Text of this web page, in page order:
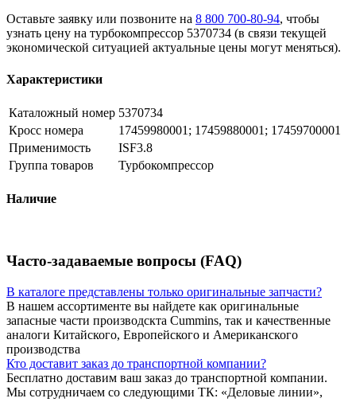
Оставьте заявку или позвоните на 8 800 700-80-94, чтобы
узнать цену на турбокомпрессор 5370734 (в связи текущей
экономической ситуацией актуальные цены могут меняться).
Характеристики
Каталожный номер 5370734
Кросс номера
17459980001; 17459880001; 17459700001
Применимость
ISF3.8
Группа товаров
Турбокомпрессор
Наличие
Часто-задаваемые вопросы (FAQ)
В каталоге представлены только оригинальные запчасти?
В нашем ассортименте вы найдете как оригинальные
запасные части производскта Cummins, так и качественные
аналоги Китайского, Европейского и Американского
производства
Кто доставит заказ до транспортной компании?
Бесплатно доставим ваш заказ до транспортной компании.
Мы сотрудничаем со следующими ТК: «Деловые линии»,